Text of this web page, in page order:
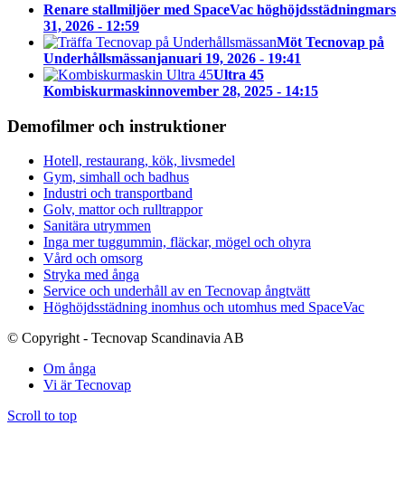
Renare stallmiljöer med SpaceVac höghöjdsstädningmars
31, 2026 - 12:59
Möt Tecnovap på
Underhållsmässanjanuari 19, 2026 - 19:41
Ultra 45
Kombiskurmaskinnovember 28, 2025 - 14:15
Demofilmer och instruktioner
Hotell, restaurang, kök, livsmedel
Gym, simhall och badhus
Industri och transportband
Golv, mattor och rulltrappor
Sanitära utrymmen
Inga mer tuggummin, fläckar, mögel och ohyra
Vård och omsorg
Stryka med ånga
Service och underhåll av en Tecnovap ångtvätt
Höghöjdsstädning inomhus och utomhus med SpaceVac
© Copyright - Tecnovap Scandinavia AB
Om ånga
Vi är Tecnovap
Scroll to top